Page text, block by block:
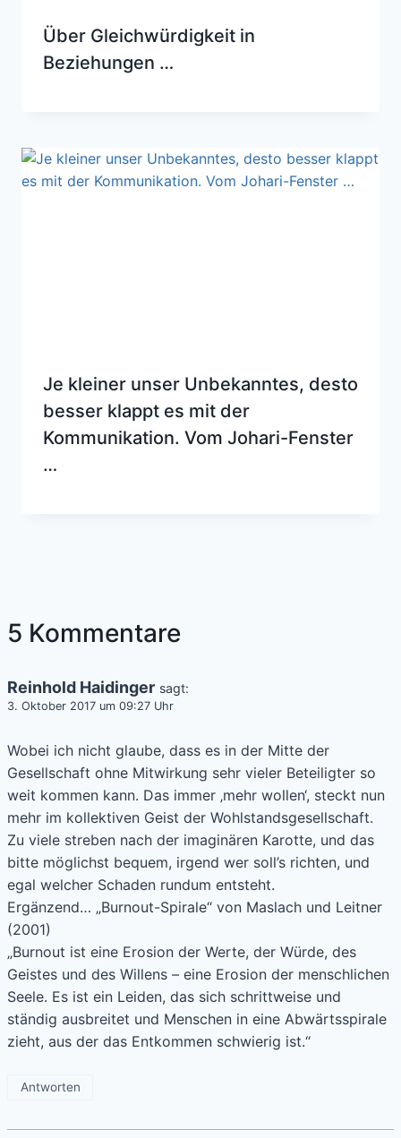
Über Gleichwürdigkeit in
Beziehungen …
Je kleiner unser Unbekanntes, desto
besser klappt es mit der
Kommunikation. Vom Johari-Fenster
…
5 Kommentare
Reinhold Haidinger sagt:
3. Oktober 2017 um 09:27 Uhr
Wobei ich nicht glaube, dass es in der Mitte der
Gesellschaft ohne Mitwirkung sehr vieler Beteiligter so
weit kommen kann. Das immer ‚mehr wollen‘, steckt nun
mehr im kollektiven Geist der Wohlstandsgesellschaft.
Zu viele streben nach der imaginären Karotte, und das
bitte möglichst bequem, irgend wer soll’s richten, und
egal welcher Schaden rundum entsteht.
Ergänzend… „Burnout-Spirale“ von Maslach und Leitner
(2001)
„Burnout ist eine Erosion der Werte, der Würde, des
Geistes und des Willens – eine Erosion der menschlichen
Seele. Es ist ein Leiden, das sich schrittweise und
ständig ausbreitet und Menschen in eine Abwärtsspirale
zieht, aus der das Entkommen schwierig ist.“
Antworten